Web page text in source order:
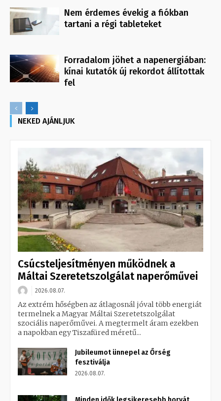
Nem érdemes évekig a fiókban
tartani a régi tableteket
Forradalom jöhet a napenergiában:
kínai kutatók új rekordot állítottak
fel
NEKED AJÁNLJUK
Csúcsteljesítményen működnek a
Máltai Szeretetszolgálat naperőművei
2026.08.07.
Az extrém hőségben az átlagosnál jóval több energiát
termelnek a Magyar Máltai Szeretetszolgálat
szociális naperőművei. A megtermelt áram ezekben
a napokban egy Tiszafüred méretű...
Jubileumot ünnepel az Őrség
fesztiválja
2026.08.07.